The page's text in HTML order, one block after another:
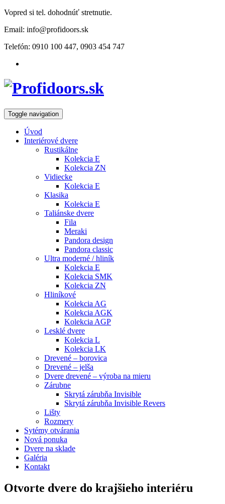
Vopred si tel. dohodnúť stretnutie.
Email: info@profidoors.sk
Telefón: 0910 100 447, 0903 454 747
Toggle navigation
Úvod
Interiérové dvere
Rustikálne
Kolekcia E
Kolekcia ZN
Vidiecke
Kolekcia E
Klasika
Kolekcia E
Taliánske dvere
Fila
Meraki
Pandora design
Pandora classic
Ultra moderné / hliník
Kolekcia E
Kolekcia SMK
Kolekcia ZN
Hliníkové
Kolekcia AG
Kolekcia AGK
Kolekcia AGP
Lesklé dvere
Kolekcia L
Kolekcia LK
Drevené – borovica
Drevené – jelša
Dvere drevené – výroba na mieru
Zárubne
Skrytá zárubňa Invisible
Skrytá zárubňa Invisible Revers
Lišty
Rozmery
Sytémy otvárania
Nová ponuka
Dvere na sklade
Galéria
Kontakt
Otvorte dvere do krajšieho interiéru